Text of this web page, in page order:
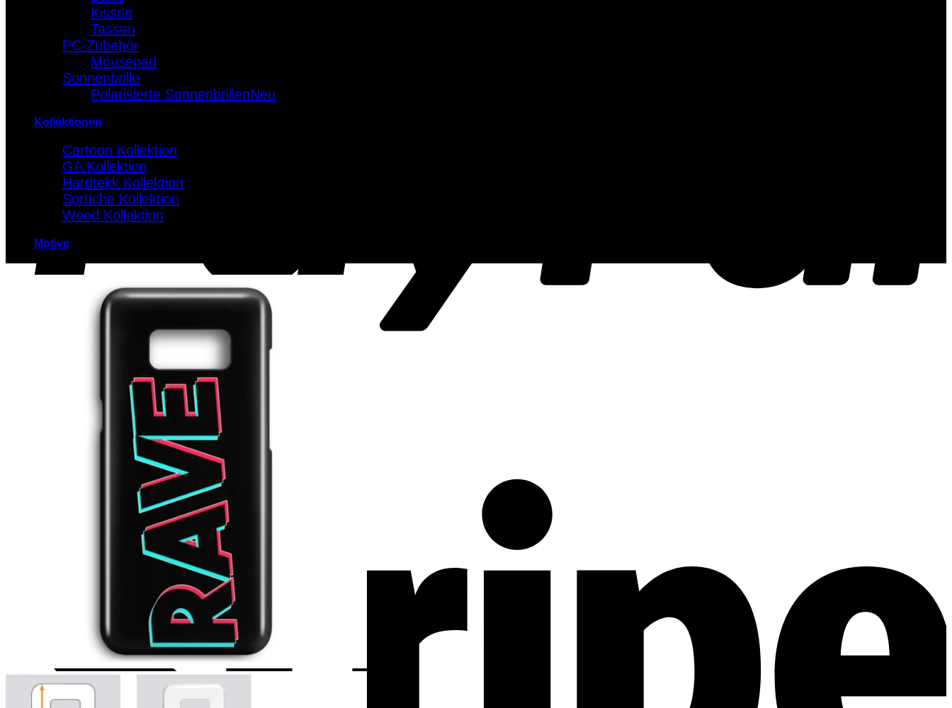
Kissen
Tassen
PC-Zubehör
Mousepad
Sonnenbrille
Polarisierte Sonnenbrillen
Kollektionen
Cartoon Kollektion
GA Kollektion
Hardtekk Kollektion
Sprüche Kollektion
Weed Kollektion
Motive